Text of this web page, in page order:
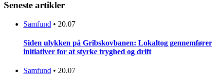
Seneste artikler
Samfund • 20.07
Siden ulykken på Gribskovbanen: Lokaltog gennemfører
initiativer for at styrke tryghed og drift
Samfund • 20.07